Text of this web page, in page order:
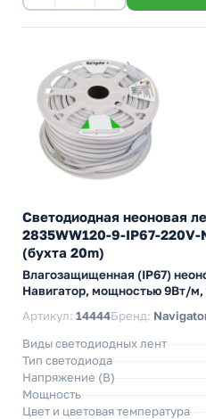
Светодиодная неоновая
2835WW120-9-IP67-220V-
(бухта 20m)
Влагозащищенная (IP67)
Навигатор, мощностью 9Вт/
Артикул: 14444Бренд:
Виды светодиодных лент
Тип светодиода
Напряжение (В)
Мощность
Цвет и цветовая температура